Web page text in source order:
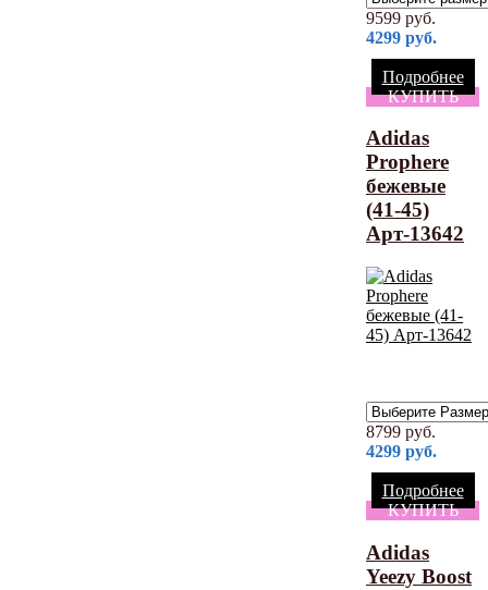
9599 руб.
4299 руб.
Подробнее
КУПИТЬ
Adidas
Prophere
бежевые
(41-45)
Арт-13642
8799 руб.
4299 руб.
Подробнее
КУПИТЬ
Adidas
Yeezy Boost